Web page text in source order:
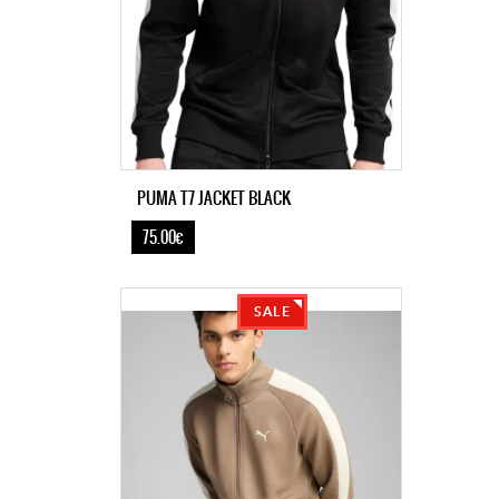
PUMA T7 JACKET BLACK
75.00€
SALE